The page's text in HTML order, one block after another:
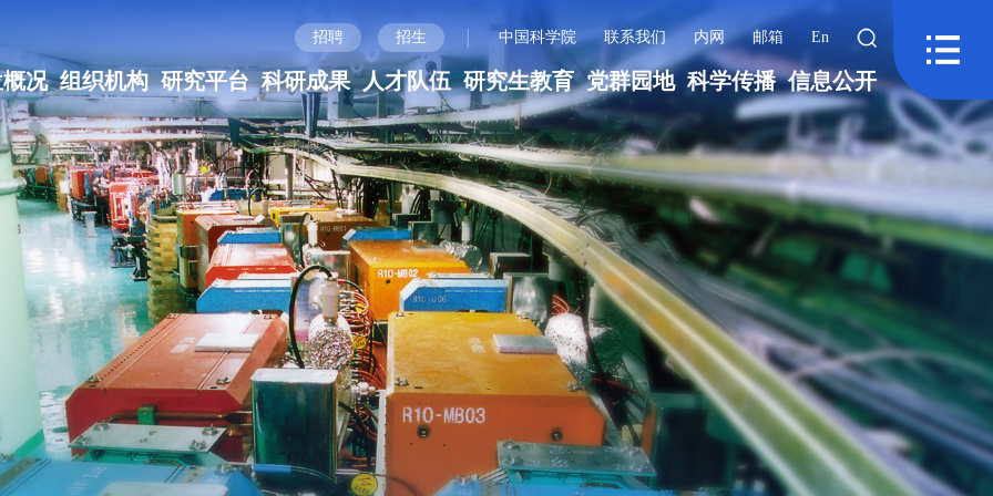
招聘 招生 | 中国科学院 联系我们 内网 邮箱 En
况 组织机构 研究平台 科研成果 人才队伍 研究生教育 党群园地 科学传播 信息公开